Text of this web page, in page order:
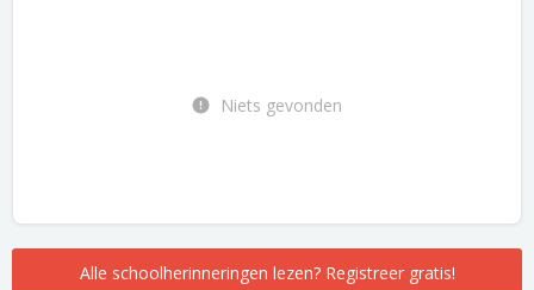
Niets gevonden
Alle schoolherinneringen lezen? Registreer gratis!